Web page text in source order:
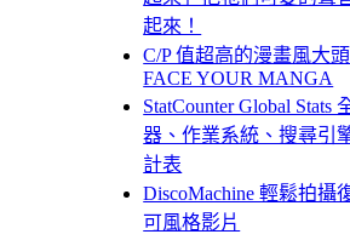
起來！
C/P 值超高的漫畫風大
FACE YOUR MANGA
StatCounter Global Stats
器、作業系統、搜尋引
計表
DiscoMachine 輕鬆拍攝
可風格影片